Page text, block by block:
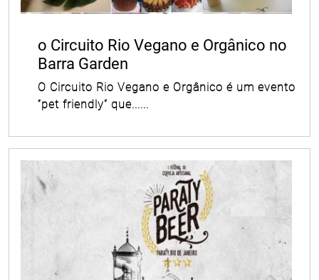
o Circuito Rio Vegano e Orgânico no
Barra Garden
O Circuito Rio Vegano e Orgânico é um evento
“pet friendly” que......